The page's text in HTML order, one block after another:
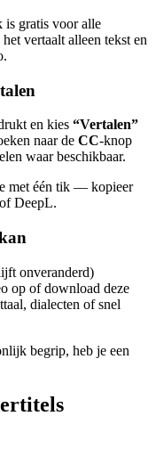
is gratis voor alle
vertaalt alleen tekst en
en kies “Vertalen”
naar de CC-knop
waar beschikbaar.
met één tik — kopieer
DeepL.
onveranderd)
op of download deze
dialecten of snel
begrip, heb je een